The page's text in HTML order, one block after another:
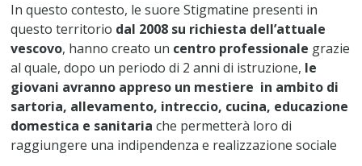
In questo contesto, le suore Stigmatine presenti in
questo territorio dal 2008 su richiesta dell’attuale
vescovo, hanno creato un centro professionale grazie
al quale, dopo un periodo di 2 anni di istruzione, le
giovani avranno appreso un mestiere in ambito di
sartoria, allevamento, intreccio, cucina, educazione
domestica e sanitariache permetterà loro di
raggiungere una indipendenza e realizzazione sociale